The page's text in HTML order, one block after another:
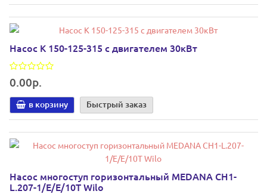
Насос К 150-125-315 с двигателем 30кВт
0.00р.
в корзину Быстрый заказ
Насос многоступ горизонтальный MEDANA CH1-
L.207-1/E/E/10T Wilo